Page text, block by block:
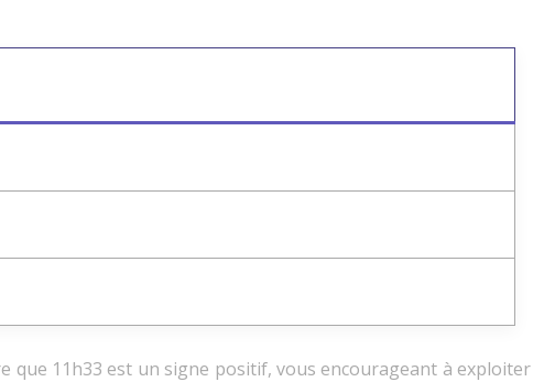
que 11h33 est un signe positif, vous encourageant à exploiter